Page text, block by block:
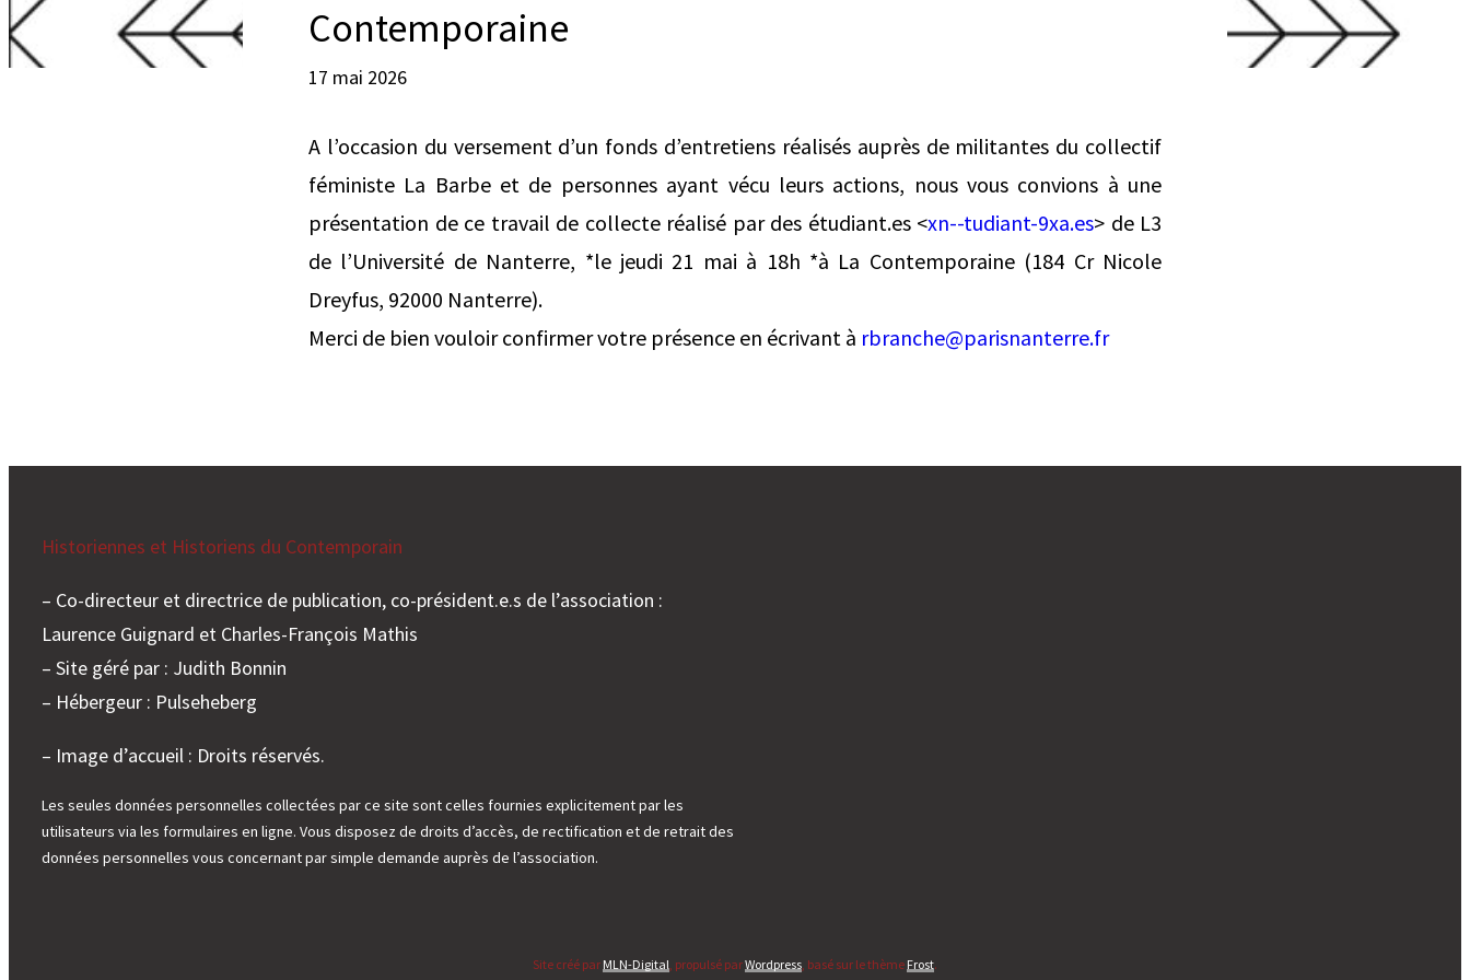
Contemporaine
17 mai 2026
A l’occasion du versement d’un fonds d’entretiens réalisés auprès de militantes du collectif
féministe La Barbe et de personnes ayant vécu leurs actions, nous vous convions à une
présentation de ce travail de collecte réalisé par des étudiant.es <xn--tudiant-9xa.es> de L3
de l’Université de Nanterre, *le jeudi 21 mai à 18h *à La Contemporaine (184 Cr Nicole
Dreyfus, 92000 Nanterre).
Merci de bien vouloir confirmer votre présence en écrivant à rbranche@parisnanterre.fr
Historiennes et Historiens du Contemporain
– Co-directeur et directrice de publication, co-président.e.s de l’association :
Laurence Guignard et Charles-François Mathis
– Site géré par : Judith Bonnin
– Hébergeur : Pulseheberg
– Image d’accueil : Droits réservés.
Les seules données personnelles collectées par ce site sont celles fournies explicitement par les
utilisateurs via les formulaires en ligne. Vous disposez de droits d’accès, de rectification et de retrait des
données personnelles vous concernant par simple demande auprès de l’association.
Site créé par MLN-Digital, propulsé parWordpress, basé sur le thème Frost.